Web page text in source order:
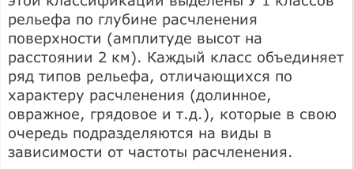
рельефа по глубине расчленения
поверхности (амплитуде высот на
расстоянии 2 км). Каждый класс объединяет
ряд типов рельефа, отличающихся по
характеру расчленения (долинное,
овражное, грядовое и т.д.), которые в свою
очередь подразделяются на виды в
зависимости от частоты расчленения.